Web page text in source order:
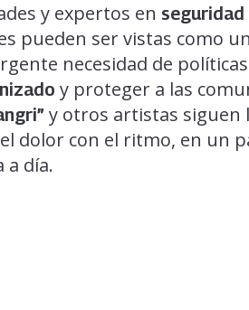
y expertos en seguridad
pueden ser vistas como
necesidad de
y proteger a las
y otros artistas siguen
dolor con el ritmo, en un
a día.